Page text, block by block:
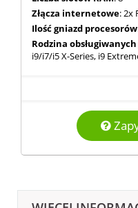
Złącza internetowe: 2x
Ilość gniazd procesorów
Rodzina
i9/i7/i5 X-Series, i9